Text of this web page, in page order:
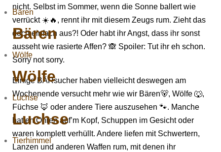
Bären
Bären
Wölfe
Wölfe
Luchse
Luchse
Tierhimmel
nicht. Selbst im Sommer, wenn die Sonne ballert wie
verrückt ☀️🔥, rennt ihr mit diesem Zeugs rum. Zieht das
doch einfach aus?! Oder habt ihr Angst, dass ihr sonst
ausseht wie rasierte Affen? 🙈 Spoiler: Tut ihr eh schon.
Sorry not sorry.
Einige BÄRsucher haben vielleicht deswegen am
Wochenende versucht mehr wie wir Bären🐻, Wölfe 🐺,
Füchse 🦊 oder andere Tiere auszusehen 🐾. Manche
hatten Ohren auf’m Kopf, Schuppen im Gesicht oder
waren komplett verhüllt. Andere liefen mit Schwertern,
Lanzen und anderen Waffen rum, mit denen ihr